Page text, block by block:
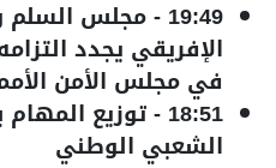
19:49
-مجلس السلم
الإفريقي يجدد
في مجلس الأمن
18:51
-توزيع
الشعبي الوطني